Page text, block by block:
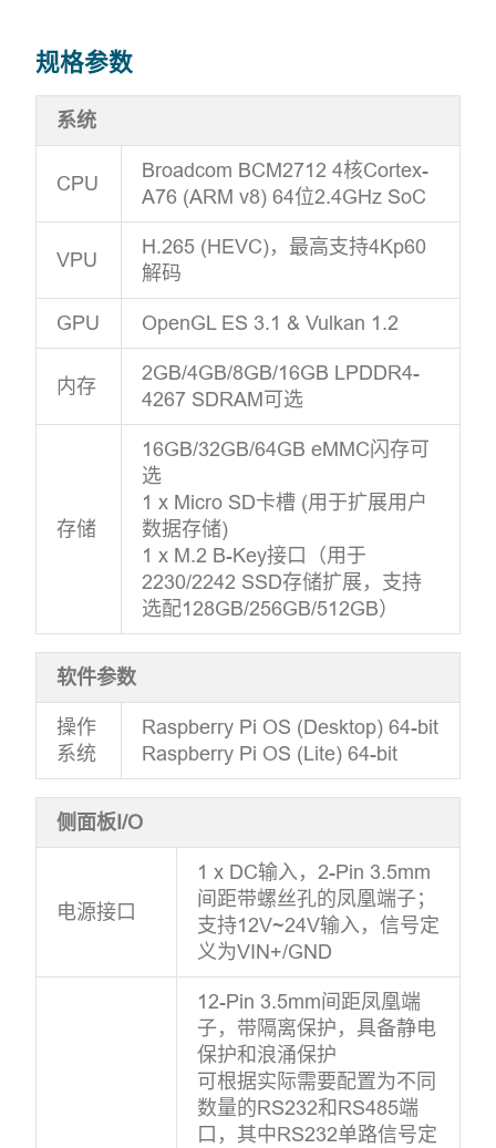
规格参数
系统
CPU
Broadcom BCM2712 4核Cortex-
A76 (ARM v8) 64位2.4GHz SoC
VPU
H.265 (HEVC)，最高支持4Kp60
解码
GPU OpenGL ES 3.1 & Vulkan 1.2
内存
2GB/4GB/8GB/16GB LPDDR4-
4267 SDRAM可选
存储
16GB/32GB/64GB eMMC闪存可
选
1 x Micro SD卡槽 (用于扩展用户
数据存储)
1 x M.2 B-Key接口（用于
2230/2242 SSD存储扩展，支持
选配128GB/256GB/512GB）
软件参数
操作
系统
Raspberry Pi OS (Desktop) 64-bit
Raspberry Pi OS (Lite) 64-bit
侧面板I/O
电源接口
1 x DC输入，2-Pin 3.5mm
间距带螺丝孔的凤凰端子；
支持12V~24V输入，信号定
义为VIN+/GND
12-Pin 3.5mm间距凤凰端
子，带隔离保护，具备静电
保护和浪涌保护
可根据实际需要配置为不同
数量的RS232和RS485端
口，其中RS232单路信号定